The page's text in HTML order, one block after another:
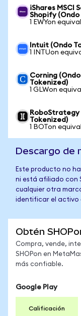
iShares MSCI
Shopify (Ondo
1 EWYon
Intuit (Ondo
1 INTUon
Corning
Tokenized)
1 GLWon
RoboStrategy
Tokenized)
1 BOTon
Descargo de
Este producto no
ni está afiliado con
cualquier otra
identificar el activo
Obtén
Compra, vende,
SHOPon en
más confiable.
Google Play
Calificación